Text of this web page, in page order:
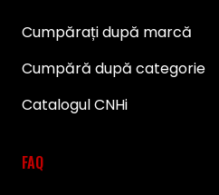
Cumpărați după marcă
Cumpără după categorie
Catalogul CNHi
FAQ